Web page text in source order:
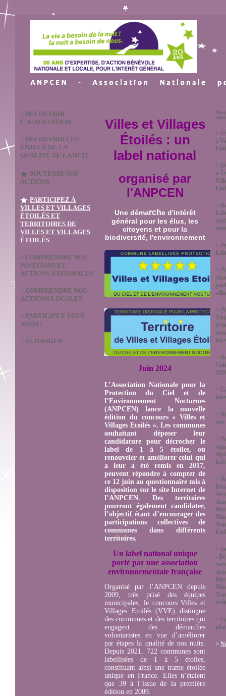
> DÉCOUVRIR
L'ASSOCIATION
> DÉCOUVRIR LES
ENJEUX DE LA
QUALITÉ DE LA NUIT
SOUTENIR NOS
ACTIONS
PARTICIPEZ À
VILLES ET VILLAGES
ÉTOILÉS ET
TERRITOIRES DE
VILLES ET VILLAGES
ÉTOILÉS
> COMPRENDRE NOS
POSITIONS ET
ACTIONS NATIONALES
> COMPRENDRE NOS
ACTIONS LOCALES
> PARTICIPEZ VOUS
AUSSI !
> ÉCHANGER
Villes et Villages
Étoilés : un
label national
organisé par
l'ANPCEN
Une démarche d'intérêt
général pour les élus, les
citoyens et pour la
biodiversité, l'environnement
Juin 2024
L’Association Nationale pour la
Protection du Ciel et de
l’Environnement Nocturnes
(ANPCEN) lance la nouvelle
édition du concours « Villes et
Villages Etoilés ». Les communes
souhaitant déposer leur
candidature pour décrocher le
label de 1 à 5 étoiles, ou
renouveler et améliorer celui qui
a leur a été remis en 2017,
peuvent répondre à compter de
ce 12 juin au questionnaire mis à
disposition sur le site Internet de
l’ANPCEN. Des territoires
pourront également candidater,
l’objectif étant d’encourager des
participations collectives de
communes dans différents
territoires.
Un label national unique
porté par une association
environnementale française
Organisé par l’ANPCEN depuis
2009, très prisé des équipes
municipales, le concours Villes et
Villages Etoilés (VVE) distingue
des communes et des territoires qui
engagent des démarches
volontaristes en vue d’améliorer
par étapes la qualité de nos nuits.
Depuis 2021, 722 communes sont
labellisées de 1 à 5 étoiles,
constituant ainsi une trame étoilée
unique en France. Elles n’étaient
que 39 à l’issue de la première
édition en 2009.
>
à
>
à
>
>
>
>
>
>
>
sur
>
>
>
-
>
>